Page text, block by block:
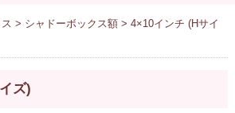
> シャドーボックス額> 4×10インチ (Hサイ
ズ)